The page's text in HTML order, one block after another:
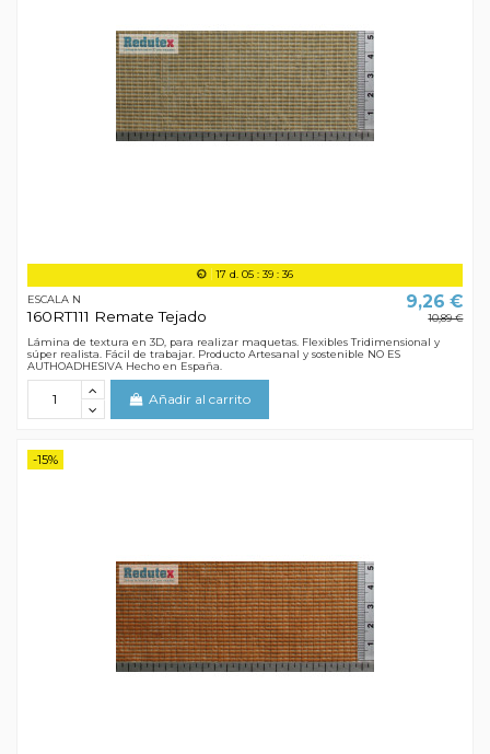
17 d. 05 :39 :35
ESCALA N
160RT111 Remate Tejado
9,26 €
10,89 €
Lámina de textura en 3D, para realizar maquetas. Flexibles Tridimensional y
súper realista. Fácil de trabajar. Producto Artesanal y sostenible NO ES
AUTHOADHESIVA Hecho en España.
Añadir al carrito
-15%